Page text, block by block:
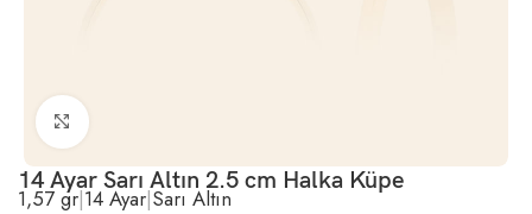
Büyütmek için tıklayın
14 Ayar Sarı Altın 2.5 cm Halka Küpe
1,57 gr|14 Ayar|Sarı Altın